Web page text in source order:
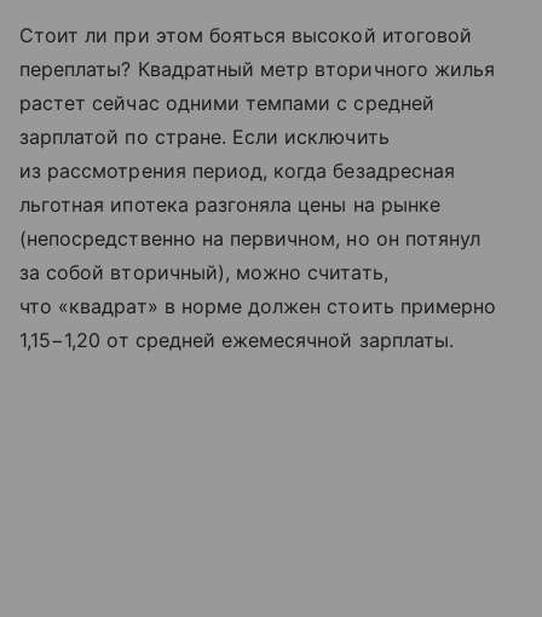
Стоит ли при этом бояться высокой итоговой
переплаты? Квадратный метр вторичного жилья
растет сейчас одними темпами с средней
зарплатой по стране. Если исключить
из рассмотрения период, когда безадресная
льготная ипотека разгоняла цены на рынке
(непосредственно на первичном, но он потянул
за собой вторичный), можно считать,
что «квадрат» в норме должен стоить примерно
1,15−1,20 от средней ежемесячной зарплаты.